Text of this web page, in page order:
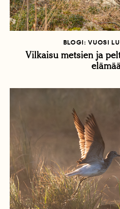
BLOGI: VUOSI
Vilkaisu metsien ja